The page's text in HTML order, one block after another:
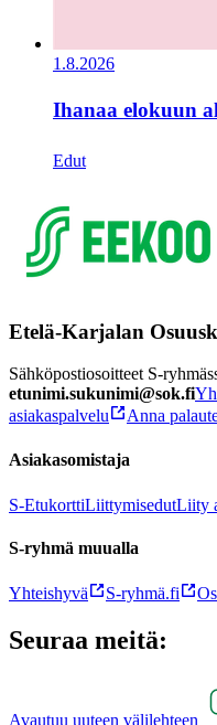
1.8.2026
Ihanaa elokuun
Edut
Etelä-Karjalan
Sähköpostiosoitteet S-
etunimi.sukunimi@sok.fi
asiakaspalvelu
Anna
Asiakasomistaja
S-EtukorttiLiittymisedutLiity
S-ryhmä muualla
Yhteishyvä S-ryhmä.fi
Seuraa meitä:
Avautuu uuteen välilehteen